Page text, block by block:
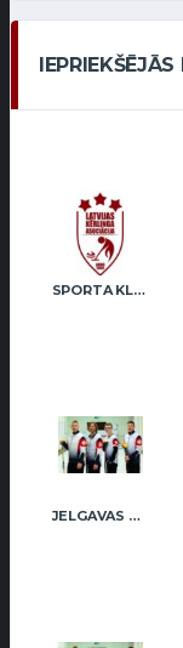
SPORTA KLUBS “OB” / REGŽA
JELGAVAS MAIZNIEKS